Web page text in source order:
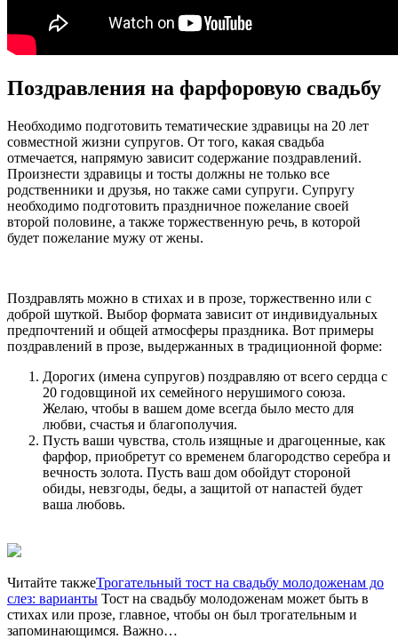
Поздравления на фарфоровую свадьбу
Необходимо подготовить тематические здравицы на 20 лет
совместной жизни супругов. От того, какая свадьба
отмечается, напрямую зависит содержание поздравлений.
Произнести здравицы и тосты должны не только все
родственники и друзья, но также сами супруги. Супругу
необходимо подготовить праздничное пожелание своей
второй половине, а также торжественную речь, в которой
будет пожелание мужу от жены.
Поздравлять можно в стихах и в прозе, торжественно или с
доброй шуткой. Выбор формата зависит от индивидуальных
предпочтений и общей атмосферы праздника. Вот примеры
поздравлений в прозе, выдержанных в традиционной форме:
Дорогих (имена супругов) поздравляю от всего сердца с
20 годовщиной их семейного нерушимого союза.
Желаю, чтобы в вашем доме всегда было место для
любви, счастья и благополучия.
Пусть ваши чувства, столь изящные и драгоценные, как
фарфор, приобретут со временем благородство серебра и
вечность золота. Пусть ваш дом обойдут стороной
обиды, невзгоды, беды, а защитой от напастей будет
ваша любовь.
Читайте такжеТрогательный тост на свадьбу молодоженам до
слез: варианты Тост на свадьбу молодоженам может быть в
стихах или прозе, главное, чтобы он был трогательным и
запоминающимся. Важно…